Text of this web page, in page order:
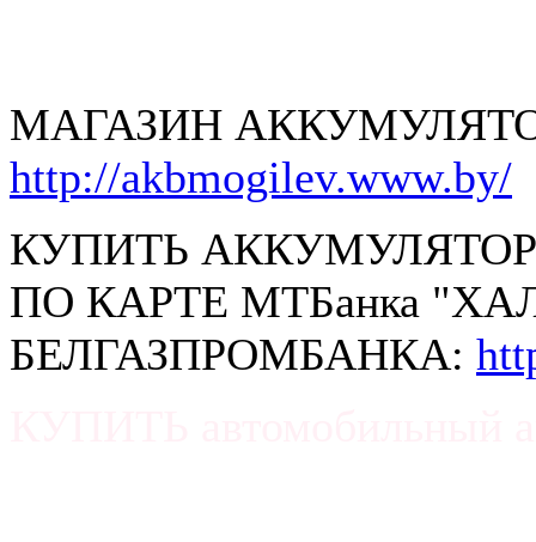
МАГАЗИН
http://akbmogilev.www.by/
КУПИТЬ
ПО КАРТЕ МТБанка
БЕЛГАЗПРОМБАНКА: